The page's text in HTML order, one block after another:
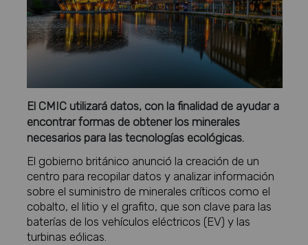
El CMIC utilizará datos, con la finalidad de ayudar a
encontrar formas de obtener los minerales
necesarios para las tecnologías ecológicas.
El gobierno británico anunció la creación de un
centro para recopilar datos y analizar información
sobre el suministro de minerales críticos como el
cobalto, el litio y el grafito, que son clave para las
baterías de los vehículos eléctricos (EV) y las
turbinas eólicas.